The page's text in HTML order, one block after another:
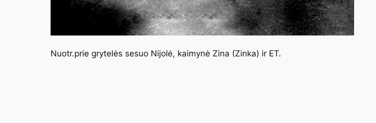
Nuotr.prie grytelės sesuo Nijolė, kaimynė Zina (Zinka) ir ET.